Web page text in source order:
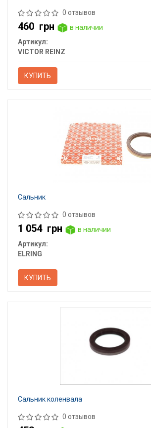
0 отзывов
460 грн
в наличии
Артикул:
VICTOR REINZ
КУПИТЬ
Сальник
0 отзывов
1 054 грн
в наличии
Артикул:
ELRING
КУПИТЬ
Сальник коленвала
0 отзывов